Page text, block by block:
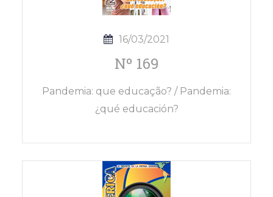
16/03/2021
Nº 169
Pandemia: que educação? / Pandemia:
¿qué educación?